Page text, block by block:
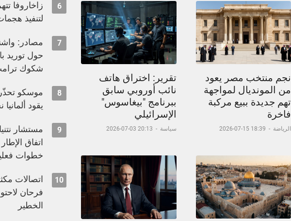
نجم منتخب مصر يعود
من المونديال لمواجهة
تهم جديدة ببيع مركبة
فاخرة
الرياضة -
18:39 15-07-2026
تقرير: اختراق هاتف
نائب أوروبي سابق
ببرنامج "بيغاسوس"
الإسرائيلي
سياسة -
20:13 03-07-2026
6
زاخاروفا
لتنفيذ
7
مصادر:
حول توريد
شكوك
8
موسكو
يقود
9
مستشار
اتفاق
خطوات
10
اتصالات
فرحان
الخطير